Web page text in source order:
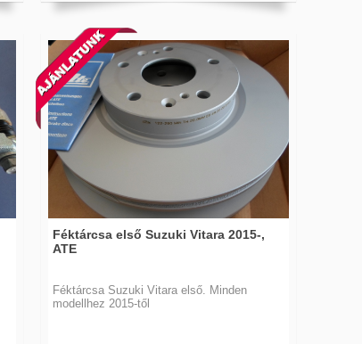
Féktárcsa első Suzuki Vitara 2015-,
ATE
Féktárcsa Suzuki Vitara első. Minden
modellhez 2015-től